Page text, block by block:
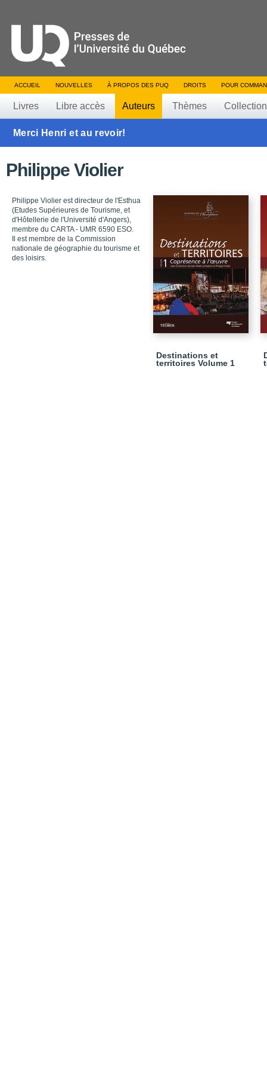
ACCUEIL NOUVELLES À PROPOS DES PUQ DROITS POUR
Livres Libre accès Auteurs Thèmes
Merci Henri et au revoir!
Philippe Violier
Philippe Violier est directeur de l'Esthua
(Etudes Supérieures de Tourisme, et
d'Hôtellerie de l'Université d'Angers),
membre du CARTA - UMR 6590 ESO.
Il est membre de la Commission
nationale de géographie du tourisme et
des loisirs.
Destinations et
territoires Volume 1